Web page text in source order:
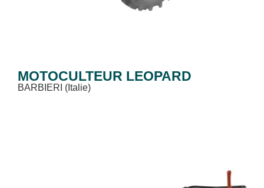
MOTOCULTEUR LEOPARD
BARBIERI (Italie)